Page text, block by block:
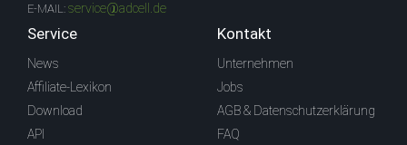
E-MAIL: service@adcell.de
Service
News
Affiliate-Lexikon
Download
API
Kontakt
Unternehmen
Jobs
AGB & Datenschutzerklärung
FAQ